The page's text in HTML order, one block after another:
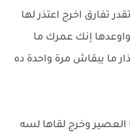
تفارق اخرج اعتذر لها
إنك عمرك ما
ما يبقاش مرة واحدة ده
وخرج لقاها لسه